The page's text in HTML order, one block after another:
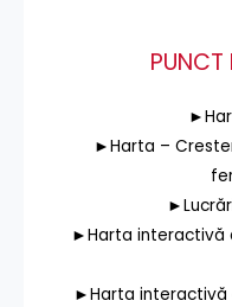
PUNCT
►Harta –
►Harta interactivă
►Harta interactivă